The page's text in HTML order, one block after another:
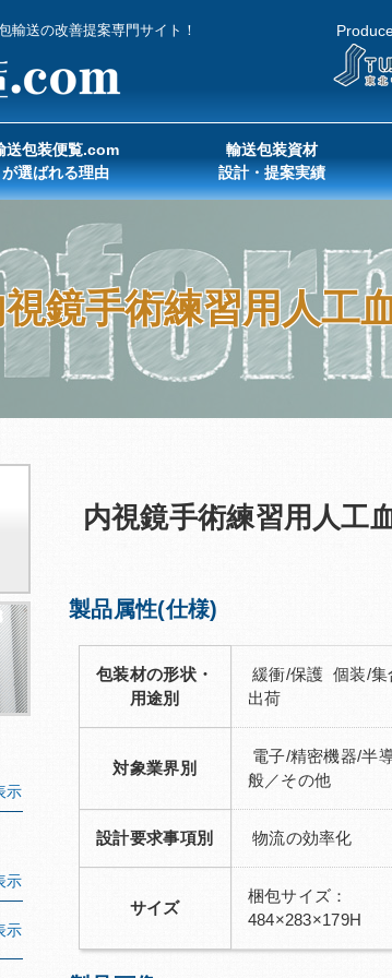
輸送の改善提案専門サイト！
送包装便覧.com
が選ばれる理由
輸送包装資材
設計・提案実績
鏡手術練習用人工
内視鏡手術練習用人工
製品属性(仕様)
包装材の形状・
用途別
緩衝/保護 個装/集
出荷
対象業界別
電子/精密機器/半
般／その他
設計要求事項別 物流の効率化
サイズ
梱包サイズ：
484×283×179H
示
示
示